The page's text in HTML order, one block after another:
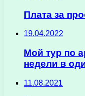
Плата за
19.04.2022
Мой тур по
недели в
11.08.2021